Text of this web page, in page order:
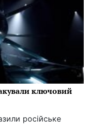
ключовий
російське